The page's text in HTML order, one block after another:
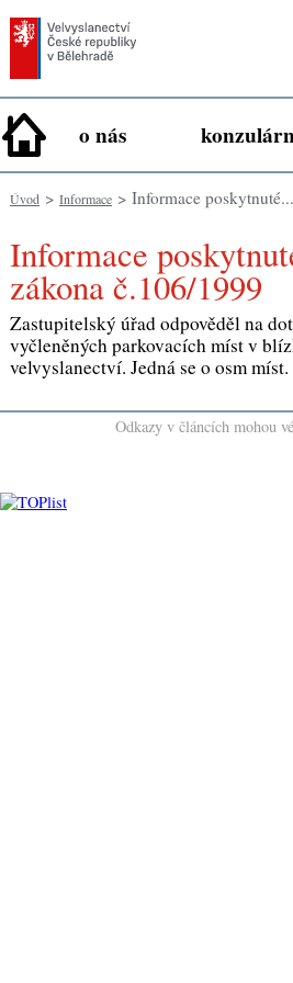
o nás
Úvod> Informace> Informace poskytnuté...
Informace poskytnuté podle
zákona č.106/1999
Zastupitelský úřad odpověděl na
vyčleněných parkovacích míst v
velvyslanectví. Jedná se o osm míst.
Odkazy v článcích mohou